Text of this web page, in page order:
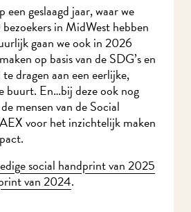
geslaagd jaar, waar we
in MidWest hebben
gaan we ook in 2026
op basis van de SDG’s en
dragen aan een eerlijke,
buurt. En…bij deze ook nog
mensen van de Social
voor het inzichtelijk maken
social handprint van 2025
van 2024.